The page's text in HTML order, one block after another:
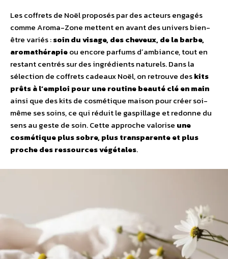
Les coffrets de Noël proposés par des acteurs engagés
comme Aroma-Zone mettent en avant des univers bien-
être variés :soin du visage, des cheveux, de la barbe,
aromathérapieou encore parfums dʼambiance, tout en
restant centrés sur des ingrédients naturels. Dans la
sélection de coffrets cadeaux Noël, on retrouve deskits
prêts à lʼemploi pour une routine beauté clé en main
ainsi que des kits de cosmétique maison pour créer soi-
même ses soins, ce qui réduit le gaspillage et redonne du
sens au geste de soin. Cette approche valorise une
cosmétique plus sobre, plus transparente et plus
proche des ressources végétales.